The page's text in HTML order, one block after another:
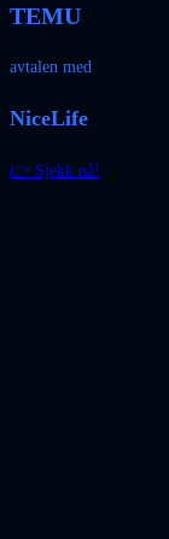
TEMU
avtalen med
NiceLife
👉 Sjekk nå!